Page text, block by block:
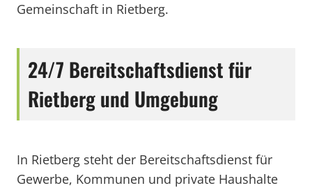
Gemeinschaft in Rietberg.
24/7 Bereitschaftsdienst für
Rietberg und Umgebung
In Rietberg steht der Bereitschaftsdienst für
Gewerbe, Kommunen und private Haushalte